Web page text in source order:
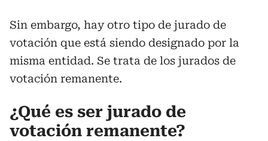
Sin embargo, hay otro tipo de jurado de
votación que está siendo designado por la
misma entidad. Se trata de los jurados de
votación remanente.
¿Qué es ser jurado de
votación remanente?